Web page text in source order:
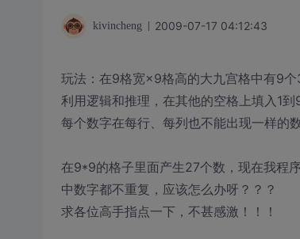
kivincheng 2009-07-17 04:12:43
玩法：在9格宽×9格高的大九宫格中有9
利用逻辑和推理，在其他的空格上填入1
每个数字在每行、每列也不能出现一样的数
在9*9的格子里面产生27个数，现在我程
中数字都不重复，应该怎么办呀？？？
求各位高手指点一下，不甚感激！！！